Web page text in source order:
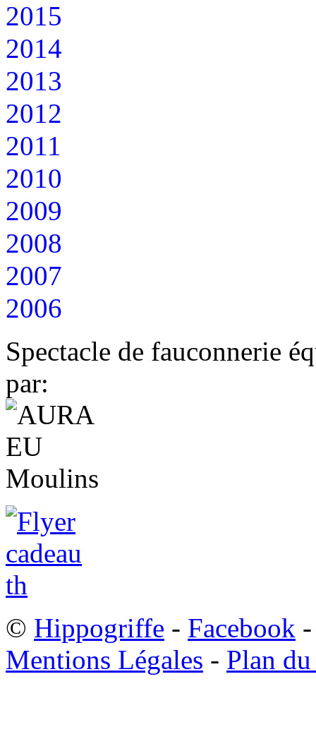
2015
2014
2013
2012
2011
2010
2009
2008
2007
2006
Spectacle de fauconnerie
par:
© Hippogriffe - Facebook
Mentions Légales - Plan